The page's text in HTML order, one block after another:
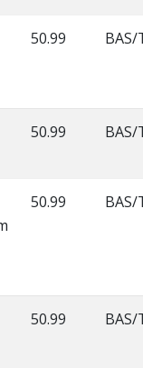
50.99 BAS/
50.99 BAS/
50.99 BAS/
50.99 BAS/